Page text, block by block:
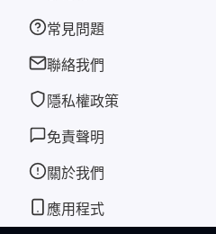
常見問題
聯絡我們
隱私權政策
免責聲明
關於我們
應用程式